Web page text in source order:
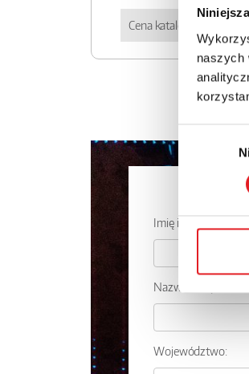
naszych
Cena katalogowa
Imię i nazwisko: *
Nazwa firmy:
Województwo: